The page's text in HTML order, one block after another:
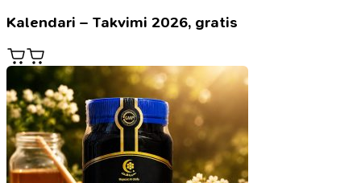
Kalendari – Takvimi 2026, gratis